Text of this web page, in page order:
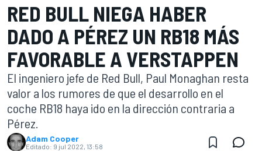
RED BULL NIEGA HABER
DADO A PÉREZ UN RB18 MÁS
FAVORABLE A VERSTAPPEN
El ingeniero jefe de Red Bull, Paul Monaghan resta
valor a los rumores de que el desarrollo en el
coche RB18 haya ido en la dirección contraria a
Pérez.
Adam Cooper
Editado: 9 jul 2022, 13:58